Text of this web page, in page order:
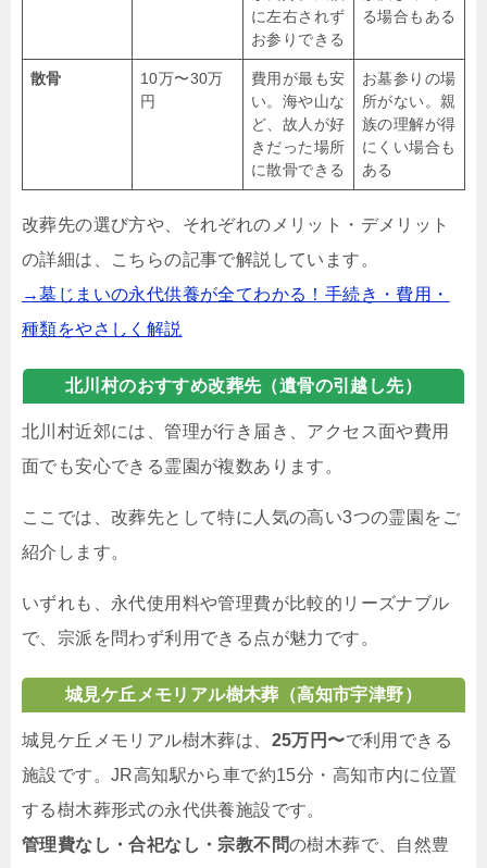
に左右されず
お参りできる
る場合もある
散骨
10万〜30万
円
費用が最も安
い。海や山な
ど、故人が好
きだった場所
に散骨できる
お墓参りの場
所がない。親
族の理解が得
にくい場合も
ある
改葬先の選び方や、それぞれのメリット・デメリット
の詳細は、こちらの記事で解説しています。
→墓じまいの永代供養が全てわかる！手続き・費用・
種類をやさしく解説
北川村のおすすめ改葬先（遺骨の引越し先）
北川村近郊には、管理が行き届き、アクセス面や費用
面でも安心できる霊園が複数あります。
ここでは、改葬先として特に人気の高い3つの霊園をご
紹介します。
いずれも、永代使用料や管理費が比較的リーズナブル
で、宗派を問わず利用できる点が魅力です。
城見ケ丘メモリアル樹木葬（高知市宇津野）
城見ケ丘メモリアル樹木葬は、 25万円〜で利用できる
施設です。JR高知駅から車で約15分・高知市内に位置
する樹木葬形式の永代供養施設です。
管理費なし・合祀なし・宗教不問の樹木葬で、自然豊